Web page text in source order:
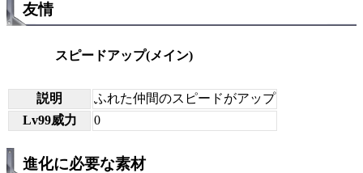
友情
スピードアップ(メイン)
説明
ふれた仲間のスピードがアップ
Lv99威力
0
進化に必要な素材